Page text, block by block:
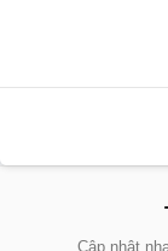
Cập nhật